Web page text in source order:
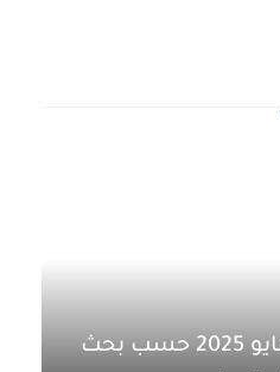
أفضل مسلسلات مايو 2025 حسب بحث